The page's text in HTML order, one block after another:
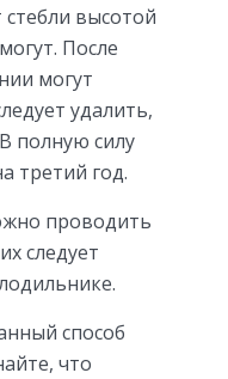
высотой
После
могут
удалить,
полную силу
третий год.
проводить
следует
способ
что